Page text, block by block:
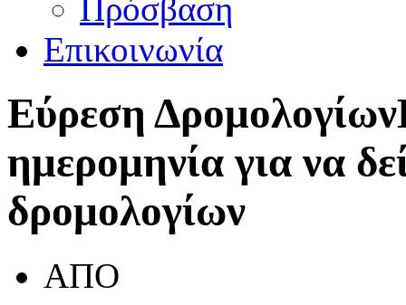
Πρόσβαση
Επικοινωνία
Εύρεση Δρομολογίων
ημερομηνία για να
δρομολογίων
ΑΠΟ